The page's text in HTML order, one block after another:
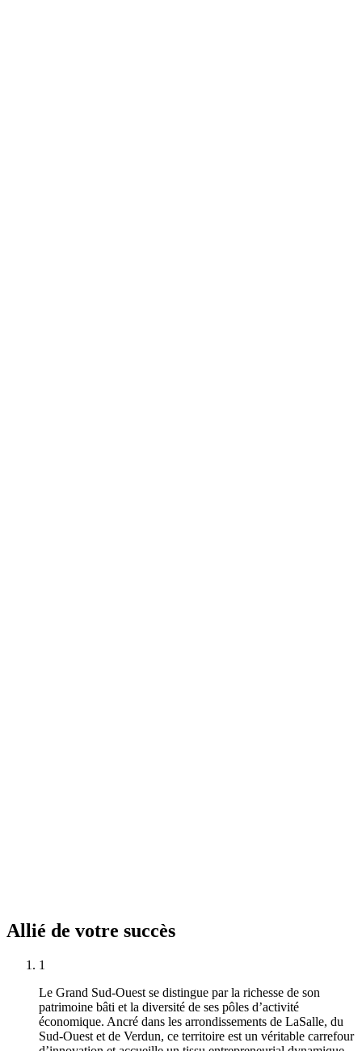
Allié de votre succès
1
Le Grand Sud-Ouest se distingue par la richesse de son
patrimoine bâti et la diversité de ses pôles d’activité
économique. Ancré dans les arrondissements de LaSalle, du
Sud-Ouest et de Verdun, ce territoire est un véritable carrefour